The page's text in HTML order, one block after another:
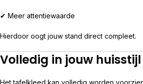
✔ Meer attentiewaarde
Hierdoor oogt jouw stand direct compleet.
Volledig in jouw huisstijl
Het tafelkleed kan volledig worden